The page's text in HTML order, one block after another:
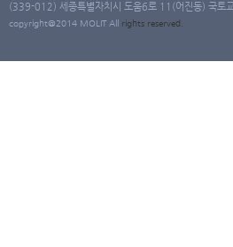
(339-012) 세종특별자치시 도움6로 11(어진동) 국
copyright@2014 MOLIT All rights reserved.